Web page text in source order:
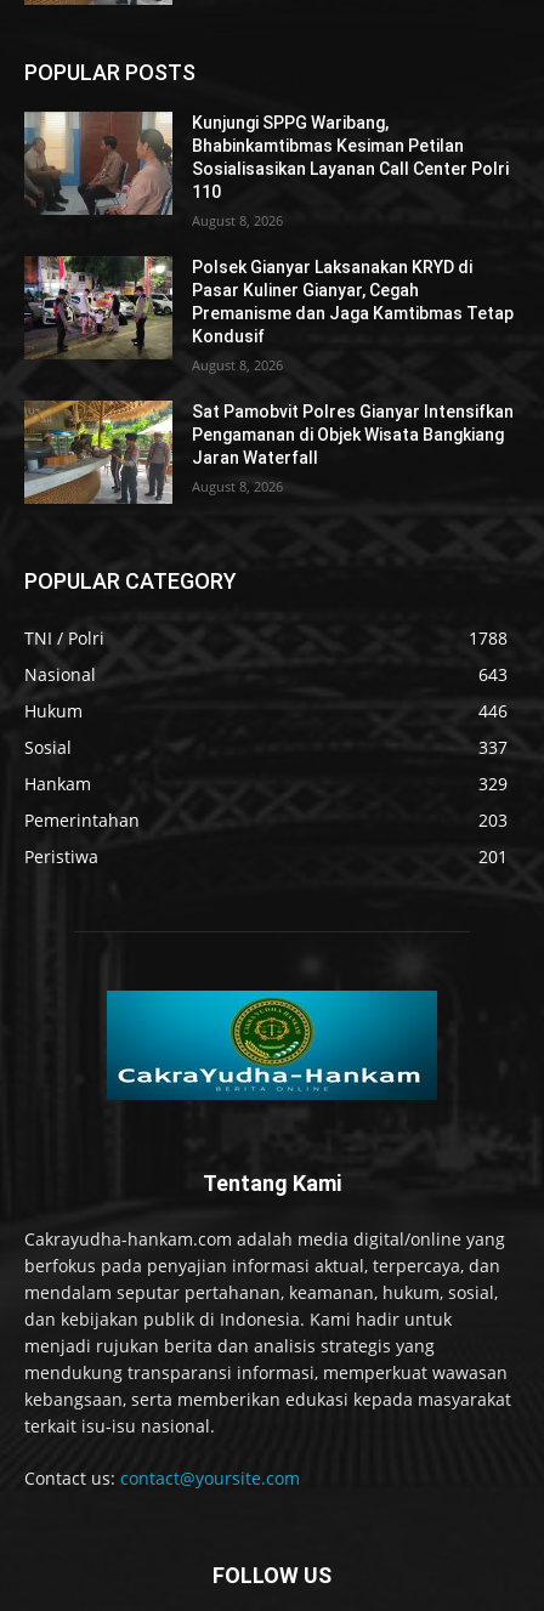
POPULAR POSTS
Kunjungi SPPG Waribang,
Bhabinkamtibmas Kesiman Petilan
Sosialisasikan Layanan Call Center Polri
110
August 8, 2026
Polsek Gianyar Laksanakan KRYD di
Pasar Kuliner Gianyar, Cegah
Premanisme dan Jaga Kamtibmas Tetap
Kondusif
August 8, 2026
Sat Pamobvit Polres Gianyar Intensifkan
Pengamanan di Objek Wisata Bangkiang
Jaran Waterfall
August 8, 2026
POPULAR CATEGORY
TNI / Polri
1788
Nasional
643
Hukum
446
Sosial
337
Hankam
329
Pemerintahan
203
Peristiwa
201
Tentang Kami
Cakrayudha-hankam.com adalah media digital/online yang
berfokus pada penyajian informasi aktual, terpercaya, dan
mendalam seputar pertahanan, keamanan, hukum, sosial,
dan kebijakan publik di Indonesia. Kami hadir untuk
menjadi rujukan berita dan analisis strategis yang
mendukung transparansi informasi, memperkuat wawasan
kebangsaan, serta memberikan edukasi kepada masyarakat
terkait isu-isu nasional.
Contact us: contact@yoursite.com
FOLLOW US